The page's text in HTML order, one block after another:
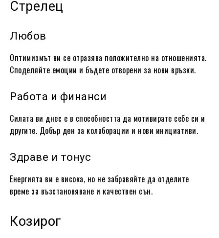
Стрелец
Любов
Оптимизмът ви се отразява положително на отношенията.
Споделяйте емоции и бъдете отворени за нови връзки.
Работа и финанси
Силата ви днес е в способността да мотивирате себе си и
другите. Добър ден за колаборации и нови инициативи.
Здраве и тонус
Енергията ви е висока, но не забравяйте да отделите
време за възстановяване и качествен сън.
Козирог